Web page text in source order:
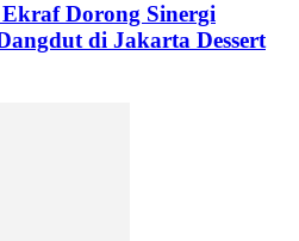
Dorong Sinergi
di Jakarta Dessert